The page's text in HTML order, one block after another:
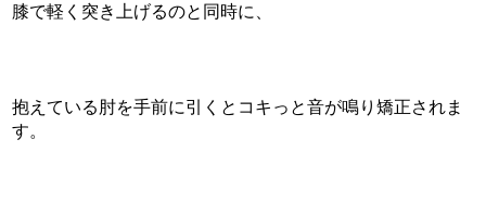
膝で軽く突き上げるのと同時に、
抱えている肘を手前に引くとコキっと音が鳴り矯正されま
す。